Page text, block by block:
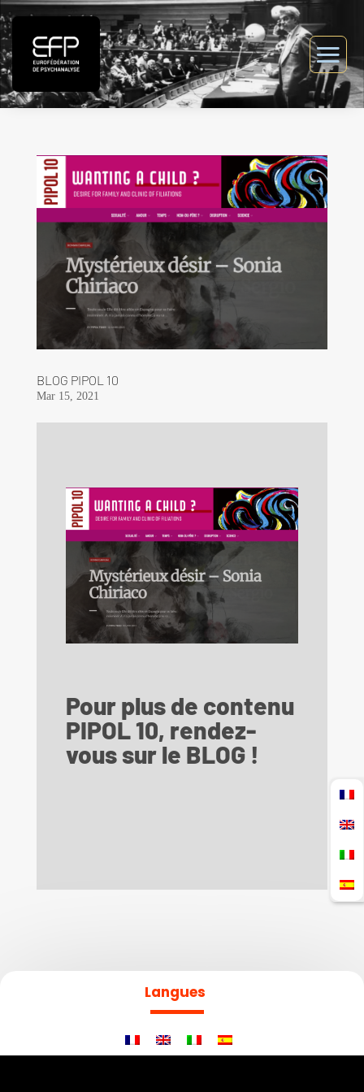
BLOG PIPOL 10
Mar 15, 2021
Pour plus de contenu
PIPOL 10, rendez-
vous sur le BLOG !
Langues